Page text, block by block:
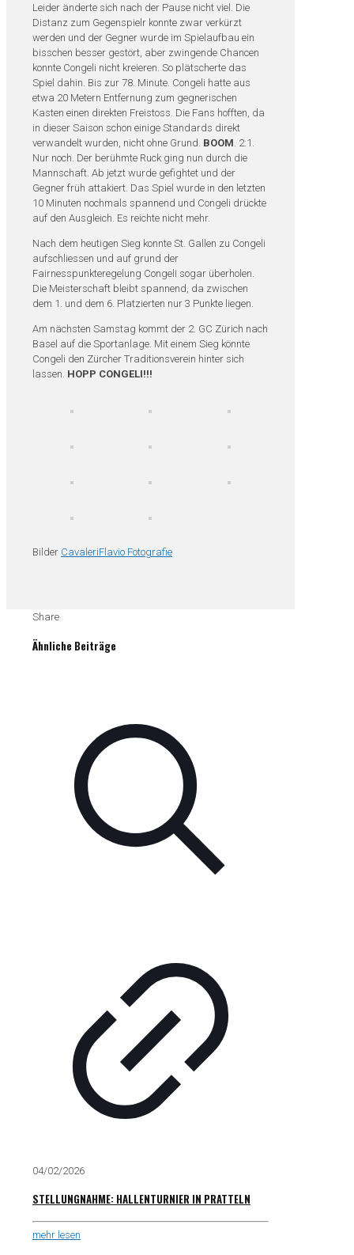
Leider änderte sich nach der Pause nicht viel. Die
Distanz zum Gegenspielr konnte zwar verkürzt
werden und der Gegner wurde im Spielaufbau ein
bisschen besser gestört, aber zwingende Chancen
konnte Congeli nicht kreieren. So plätscherte das
Spiel dahin. Bis zur 78. Minute. Congeli hatte aus
etwa 20 Metern Entfernung zum gegnerischen
Kasten einen direkten Freistoss. Die Fans hofften, da
in dieser Saison schon einige Standards direkt
verwandelt wurden, nicht ohne Grund. BOOM. 2:1.
Nur noch. Der berühmte Ruck ging nun durch die
Mannschaft. Ab jetzt wurde gefightet und der
Gegner früh attakiert. Das Spiel wurde in den letzten
10 Minuten nochmals spannend und Congeli drückte
auf den Ausgleich. Es reichte nicht mehr.
Nach dem heutigen Sieg konnte St. Gallen zu Congeli
aufschliessen und auf grund der
Fairnesspunkteregelung Congeli sogar überholen.
Die Meisterschaft bleibt spannend, da zwischen
dem 1. und dem 6. Platzierten nur 3 Punkte liegen.
Am nächsten Samstag kommt der 2. GC Zürich nach
Basel auf die Sportanlage. Mit einem Sieg könnte
Congeli den Zürcher Traditionsverein hinter sich
lassen. HOPP CONGELI!!!
Bilder CavaleriFlavio Fotografie
Share
Ähnliche Beiträge
04/02/2026
STELLUNGNAHME: HALLENTURNIER IN PRATTELN
mehr lesen